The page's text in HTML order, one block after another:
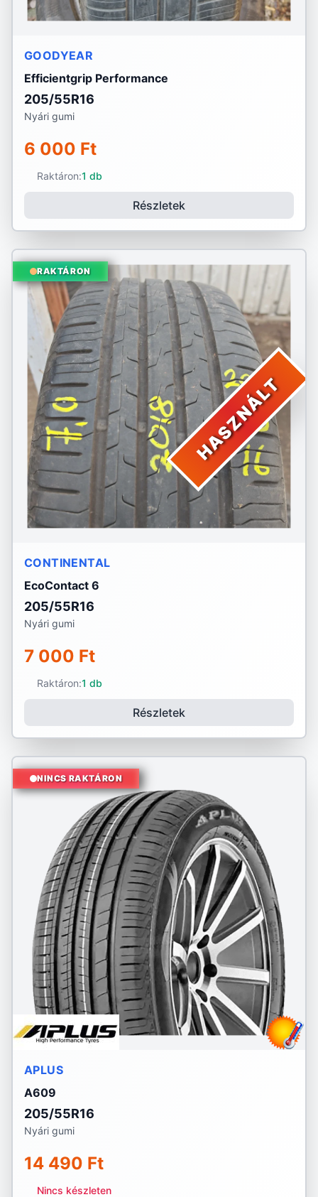
GOODYEAR
Efficientgrip Performance
205/55R16
Nyári gumi
6 000 Ft
Raktáron:1 db
Részletek
HASZNÁLT
RAKTÁRON
CONTINENTAL
EcoContact 6
205/55R16
Nyári gumi
7 000 Ft
Raktáron:1 db
Részletek
NINCS RAKTÁRON
APLUS
A609
205/55R16
Nyári gumi
14 490 Ft
Nincs készleten